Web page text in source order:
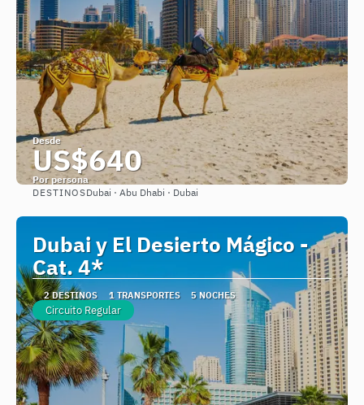
Desde
US$640
Por persona
Ver
DESTINOSDubai · Abu Dhabi · Dubai
Dubai y El Desierto Mágico -
Cat. 4*
2 DESTINOS 1 TRANSPORTES 5 NOCHES
Circuito Regular